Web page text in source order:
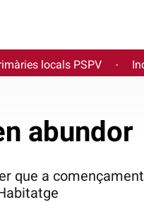
locals PSPV ·
abundor
que a